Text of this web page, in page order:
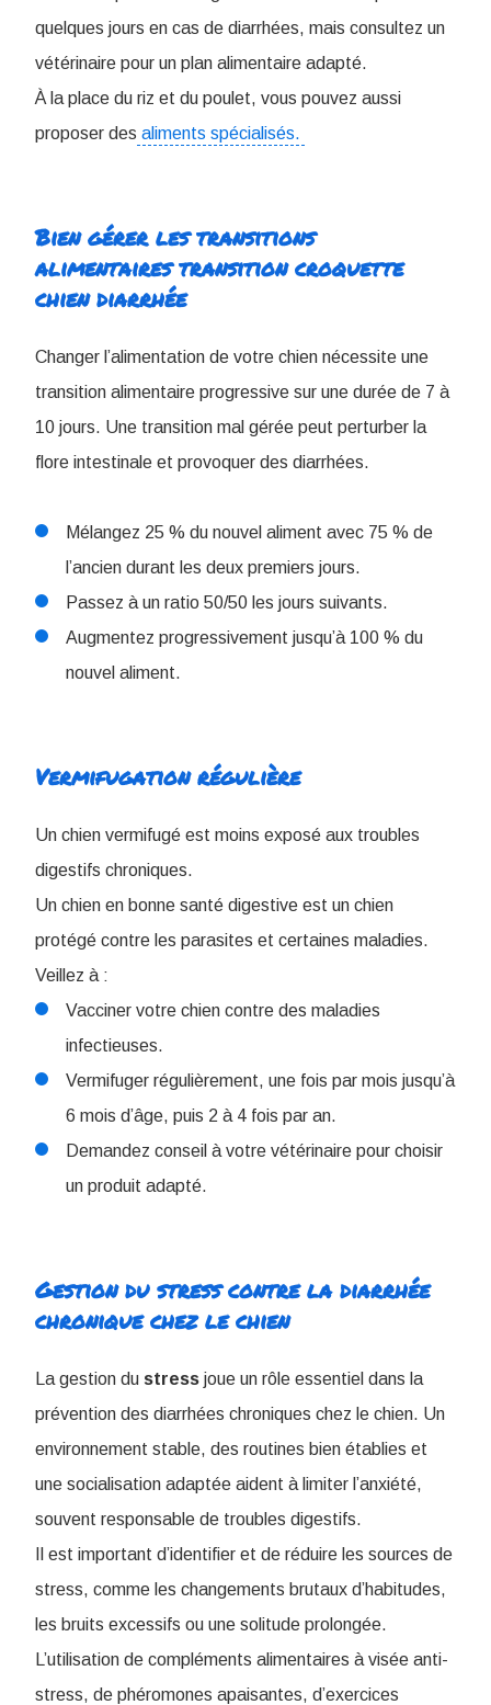
quelques jours en cas de diarrhées, mais consultez un
vétérinaire pour un plan alimentaire adapté.
À la place du riz et du poulet, vous pouvez aussi
proposer des aliments spécialisés.
Bien gérer les transitions
alimentaires ​transition croquette
chien diarrhée
Changer l’alimentation de votre chien nécessite une
transition alimentaire progressive sur une durée de 7 à
10 jours. Une transition mal gérée peut perturber la
flore intestinale et provoquer des diarrhées.
Mélangez 25 % du nouvel aliment avec 75 % de
l’ancien durant les deux premiers jours.
Passez à un ratio 50/50 les jours suivants.
Augmentez progressivement jusqu’à 100 % du
nouvel aliment.
Vermifugation régulière
Un chien vermifugé est moins exposé aux troubles
digestifs chroniques.
Un chien en bonne santé digestive est un chien
protégé contre les parasites et certaines maladies.
Veillez à :
Vacciner votre chien contre des maladies
infectieuses.
Vermifuger régulièrement, une fois par mois jusqu’à
6 mois d’âge, puis 2 à 4 fois par an.
Demandez conseil à votre vétérinaire pour choisir
un produit adapté.
Gestion du stress contre la diarrhée
chronique chez le chien
La gestion du stress joue un rôle essentiel dans la
prévention des diarrhées chroniques chez le chien. Un
environnement stable, des routines bien établies et
une socialisation adaptée aident à limiter l’anxiété,
souvent responsable de troubles digestifs.
l est important d’identifier et de réduire les sources de
stress, comme les changements brutaux d’habitudes,
les bruits excessifs ou une solitude prolongée.
L’utilisation de compléments alimentaires à visée anti-
stress, de phéromones apaisantes, d’exercices